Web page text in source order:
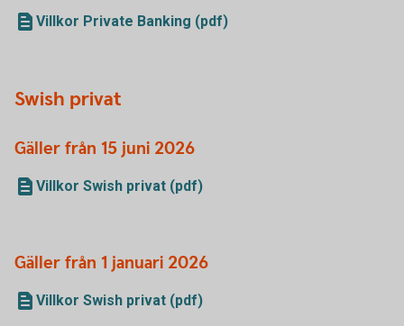
Villkor Private Banking (pdf)
Swish privat
Gäller från 15 juni 2026
Villkor Swish privat (pdf)
Gäller från 1 januari 2026
Villkor Swish privat (pdf)